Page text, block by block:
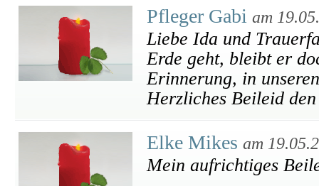
Pfleger Gabi am
Liebe Ida und
Erde geht, bleibt er
Erinnerung, in
Herzliches Beileid
Elke Mikes am
Mein aufrichtiges